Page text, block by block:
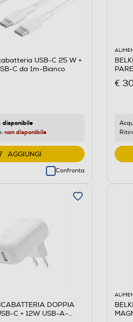
USB-C 25 W +
C da 1m-Bianco
disponibile
non disponibile
AGGIUNGI
Confronta
€
DOPPIA
C + 12W USB-A-